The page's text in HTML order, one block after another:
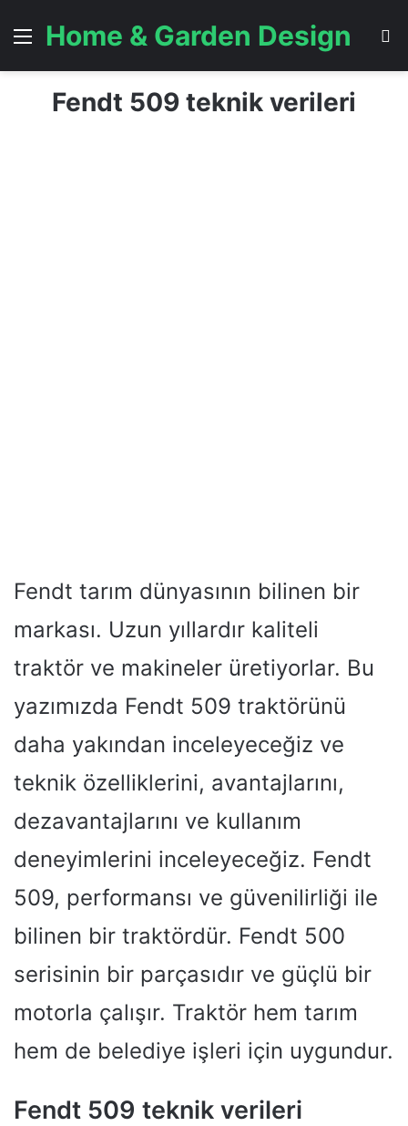
Menü
Home & Garden Design
Fendt 509 teknik verileri
Fendt tarım dünyasının bilinen bir
markası. Uzun yıllardır kaliteli
traktör ve makineler üretiyorlar. Bu
yazımızda Fendt 509 traktörünü
daha yakından inceleyeceğiz ve
teknik özelliklerini, avantajlarını,
dezavantajlarını ve kullanım
deneyimlerini inceleyeceğiz. Fendt
509, performansı ve güvenilirliği ile
bilinen bir traktördür. Fendt 500
serisinin bir parçasıdır ve güçlü bir
motorla çalışır. Traktör hem tarım
hem de belediye işleri için uygundur.
Fendt 509 teknik verileri